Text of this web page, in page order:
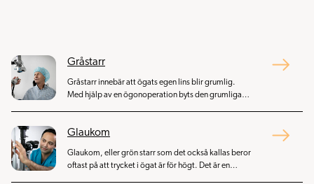
Gråstarr
Gråstarr innebär att ögats egen lins blir grumlig.
Med hjälp av en ögonoperation byts den grumliga
Glaukom
Glaukom, eller grön starr som det också kallas beror
oftast på att trycket i ögat är för högt. Det är en